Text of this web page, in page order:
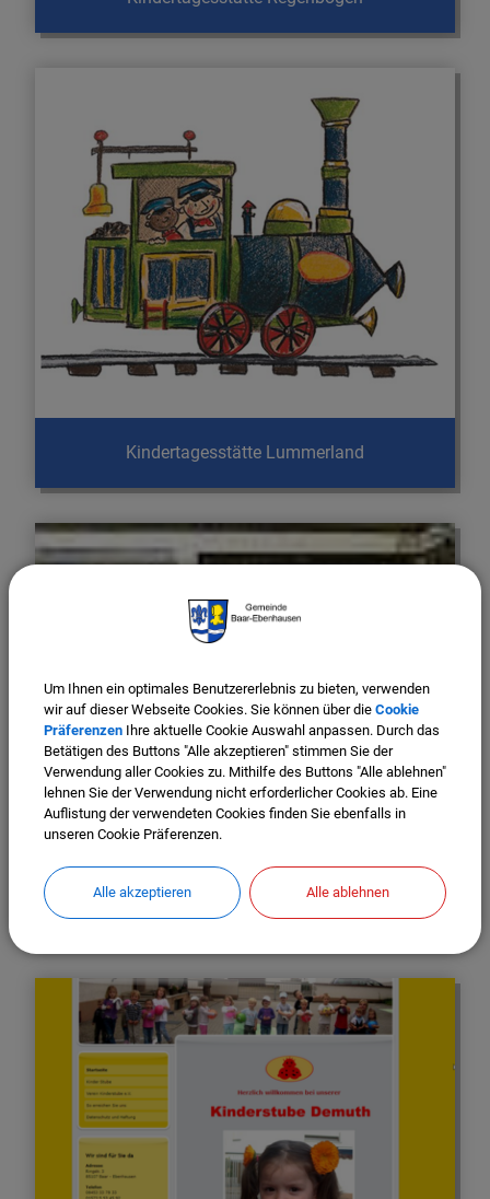
Kindertagesstätte Lummerland
Kindertagesstätte St. Martin (kath.)
Um Ihnen ein optimales Benutzererlebnis zu bieten, verwenden
wir auf dieser Webseite Cookies. Sie können über die Cookie
Präferenzen Ihre aktuelle Cookie Auswahl anpassen. Durch das
Betätigen des Buttons "Alle akzeptieren" stimmen Sie der
Verwendung aller Cookies zu. Mithilfe des Buttons "Alle ablehnen"
lehnen Sie der Verwendung nicht erforderlicher Cookies ab. Eine
Auflistung der verwendeten Cookies finden Sie ebenfalls in
unseren Cookie Präferenzen.
Alle akzeptieren Alle ablehnen